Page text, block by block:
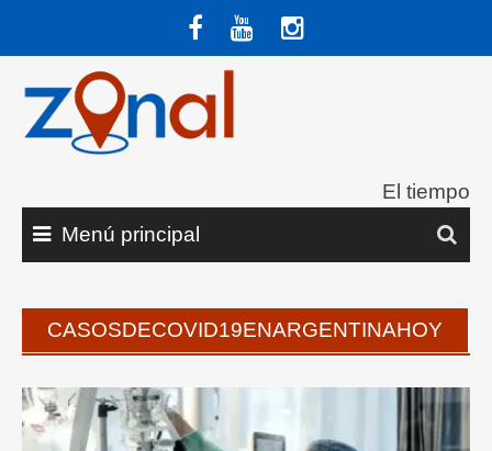
contenido
El tiempo
Menú principal
CASOSDECOVID19ENARGENTINAHOY